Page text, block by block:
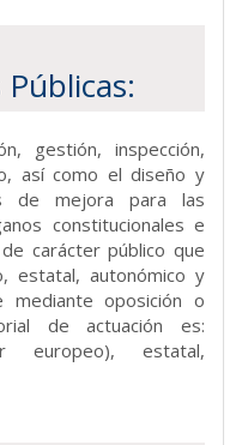
gestión, inspección,
así como el diseño y
de mejora para las
constitucionales e
carácter público que
estatal, autonómico y
mediante oposición o
de actuación es:
europeo), estatal,